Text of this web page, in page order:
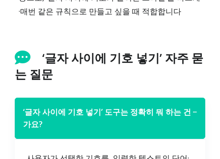
·매번 같은 규칙으로 만들고 싶을 때 적합합니다
‘글자 사이에 기호 넣기’ 자주 묻
는 질문
‘글자 사이에 기호 넣기’ 도구는 정확히 뭐 하는 건
가요?
−